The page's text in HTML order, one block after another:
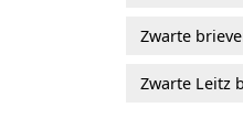
Zwarte
Zwarte Leitz